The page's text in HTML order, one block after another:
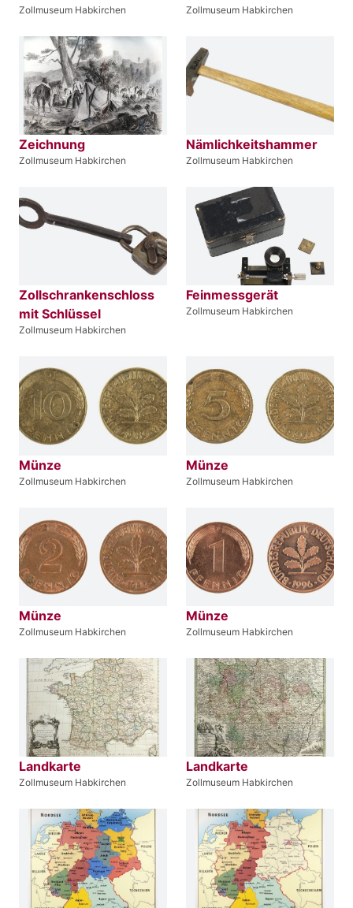
Zollmuseum Habkirchen Zollmuseum Habkirchen
Zeichnung
Zollmuseum Habkirchen
Nämlichkeitshammer
Zollmuseum Habkirchen
Zollschrankenschloss
mit Schlüssel
Zollmuseum Habkirchen
Feinmessgerät
Zollmuseum Habkirchen
Münze
Zollmuseum Habkirchen
Münze
Zollmuseum Habkirchen
Münze
Zollmuseum Habkirchen
Münze
Zollmuseum Habkirchen
Landkarte
Zollmuseum Habkirchen
Landkarte
Zollmuseum Habkirchen